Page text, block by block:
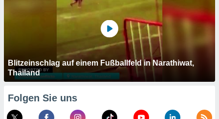
Blitzeinschlag auf einem Fußballfeld in Narathiwat,
Thailand
Folgen Sie uns